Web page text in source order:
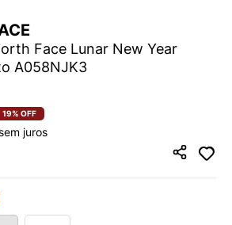
Face Lunar New Year
A058NJK3
19% OFF
juros
ULTRARANGE